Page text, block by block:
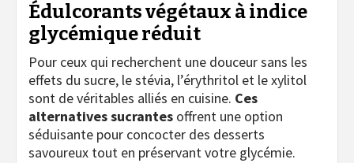
Édulcorants végétaux à indice
glycémique réduit
Pour ceux qui recherchent une douceur sans les
effets du sucre, le stévia, l’érythritol et le xylitol
sont de véritables alliés en cuisine. Ces
alternatives sucrantes offrent une option
séduisante pour concocter des desserts
savoureux tout en préservant votre glycémie.